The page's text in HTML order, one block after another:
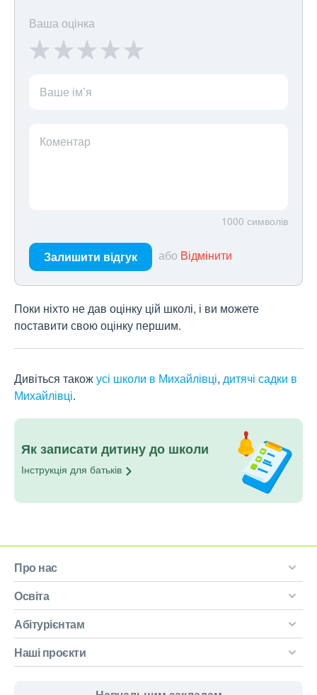
Ваша оцінка
Ваше ім’я
Коментар
1000 символів
Залишити відгук або Відмінити
Поки ніхто не дав оцінку цій школі, і ви можете
поставити свою оцінку першим.
Дивіться такожусі школи в Михайлівці, дитячі садки в
Михайлівці.
Як записати дитину до школи
Інструкція для батьків
Про нас
Освіта
Абітурієнтам
Наші проєкти